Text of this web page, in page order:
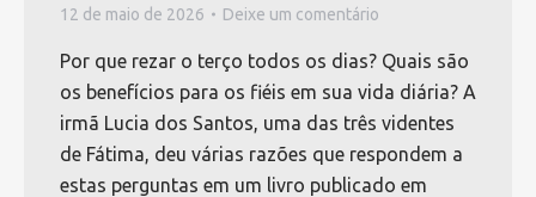
12 de maio de 2026
Deixe um comentário
Por que rezar o terço todos os dias? Quais são
os benefícios para os fiéis em sua vida diária? A
irmã Lucia dos Santos, uma das três videntes
de Fátima, deu várias razões que respondem a
estas perguntas em um livro publicado em